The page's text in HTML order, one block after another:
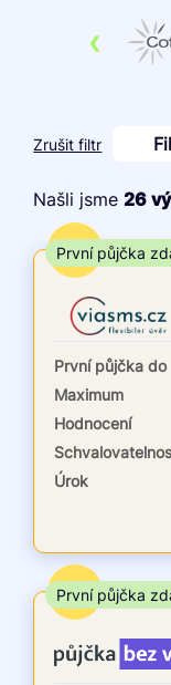
‹
Zrušit filtr
Cena
První půjčka
–
ano
ne
ano
ne
V exekuci
ano
Našli jsme26
TOP
První půjčka
První půjčka do
Maximum
Hodnocení
Úrok
TOP
První půjčka